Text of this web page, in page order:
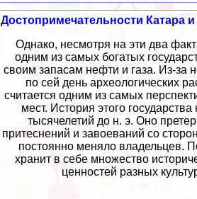
Достопримечательности Катара
Однако, несмотря на эти два
одним из самых богатых
своим запасам нефти и газа. Из-за
по сей день археологических
считается одним из самых
мест. История этого государства
тысячелетий до н. э. Оно
притеснений и завоеваний со
постоянно меняло владельцев.
хранит в себе множество
ценностей разных